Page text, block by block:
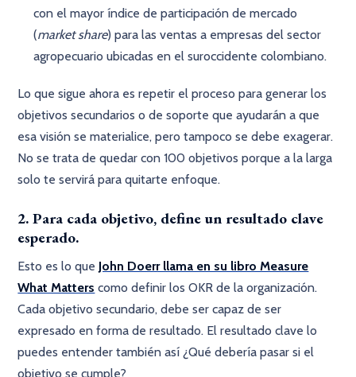
con el mayor índice de participación de mercado
(market share) para las ventas a empresas del sector
agropecuario ubicadas en el suroccidente colombiano.
Lo que sigue ahora es repetir el proceso para generar los
objetivos secundarios o de soporte que ayudarán a que
esa visión se materialice, pero tampoco se debe exagerar.
No se trata de quedar con 100 objetivos porque a la larga
solo te servirá para quitarte enfoque.
2. Para cada objetivo, define un resultado clave
esperado.
Esto es lo que John Doerr llama en su libro Measure
What Matters como definir los OKR de la organización.
Cada objetivo secundario, debe ser capaz de ser
expresado en forma de resultado. El resultado clave lo
puedes entender también así ¿Qué debería pasar si el
objetivo se cumple?